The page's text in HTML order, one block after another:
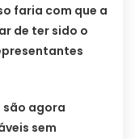
faria com que a
de ter sido o
agora
​​sem